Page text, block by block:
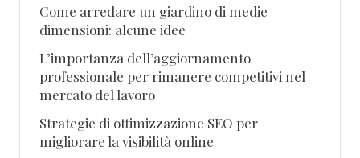
Come arredare un giardino di medie
dimensioni: alcune idee
L’importanza dell’aggiornamento
professionale per rimanere competitivi nel
mercato del lavoro
Strategie di ottimizzazione SEO per
migliorare la visibilità online